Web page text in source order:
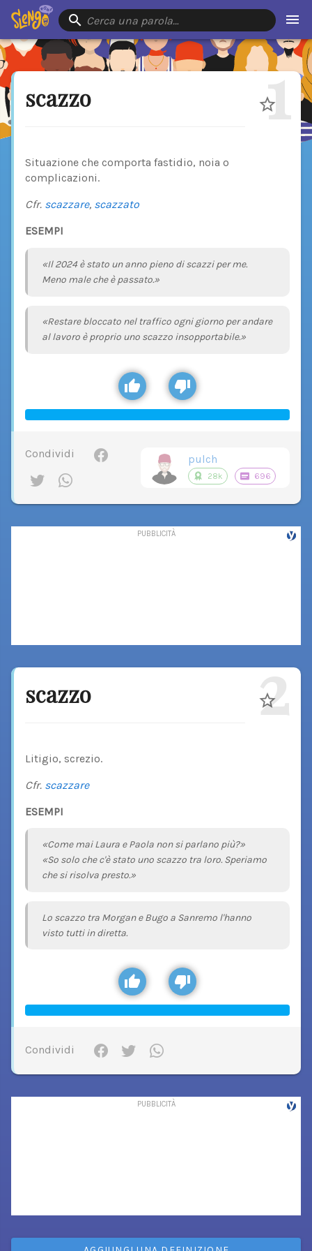
Cerca una parola…
scazzo 1
Situazione che comporta fastidio, noia o
complicazioni.
Cfr. scazzare, scazzato
ESEMPI
«Il 2024 è stato un anno pieno di scazzi per me.
Meno male che è passato.»
«Restare bloccato nel traffico ogni giorno per andare
al lavoro è proprio uno scazzo insopportabile.»
Condividi pulch
28k 696
scazzo 2
Litigio, screzio.
Cfr. scazzare
ESEMPI
«Come mai Laura e Paola non si parlano più?»
«So solo che c'è stato uno scazzo tra loro. Speriamo
che si risolva presto.»
Lo scazzo tra Morgan e Bugo a Sanremo l'hanno
visto tutti in diretta.
Condividi